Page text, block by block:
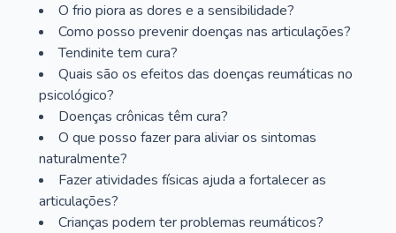
O frio piora as dores e a sensibilidade?
Como posso prevenir doenças nas articulações?
Tendinite tem cura?
Quais são os efeitos das doenças reumáticas no
psicológico?
Doenças crônicas têm cura?
O que posso fazer para aliviar os sintomas
naturalmente?
Fazer atividades físicas ajuda a fortalecer as
articulações?
Crianças podem ter problemas reumáticos?